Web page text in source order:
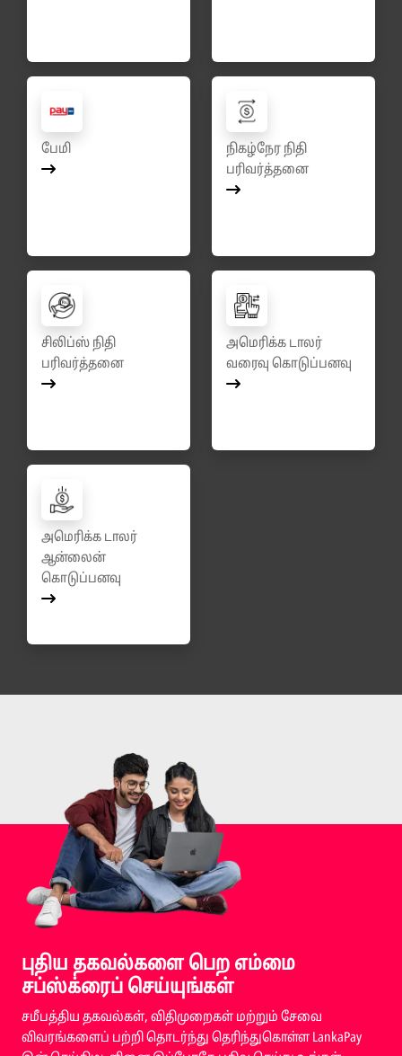
பேமி
நிகழ்நேர நிதி
பரிவர்த்தனை
சிலிப்ஸ் நிதி
பரிவர்த்தனை
அமெரிக்க டாலர்
வரைவு கொடுப்பனவு
அமெரிக்க டாலர்
ஆன்லைன்
கொடுப்பனவு
புதிய தகவல்களை பெற எம்மை
சப்ஸ்க்ரைப் செய்யுங்கள்
சமீபத்திய தகவல்கள், விதிமுறைகள் மற்றும் சேவை
விவரங்களைப் பற்றி தொடர்ந்து தெரிந்துகொள்ள LankaPay